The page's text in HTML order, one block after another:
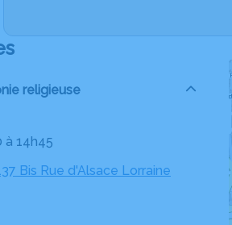
religieuse
à 14h45
Bis Rue d'Alsace Lorraine